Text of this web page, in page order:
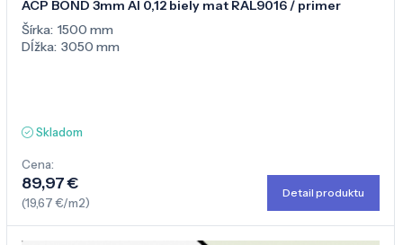
ACP BOND 3mm Al 0,12 biely mat RAL9016 / primer
Šírka: 1500 mm
Dĺžka: 3050 mm
Skladom
Cena:
89,97 €
(19,67 €/m2)
Detail produktu